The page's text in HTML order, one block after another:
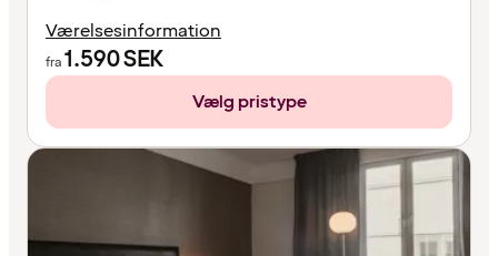
Værelsesinformation
fra1.590SEK
Vælg pristype